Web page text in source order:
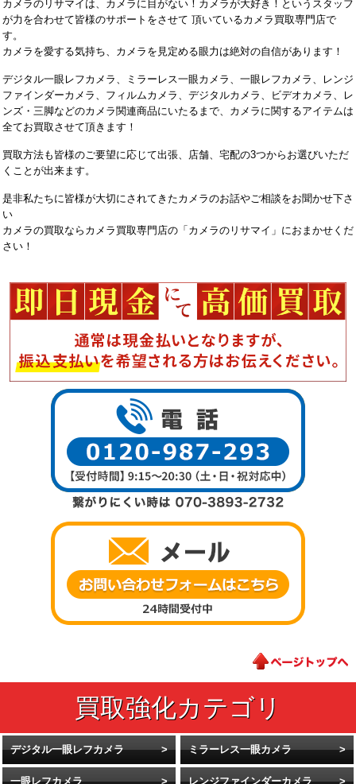
カメラのリサマイは、カメラに目がない！カメラが大好き！というスタッフ
が力を合わせて皆様のサポートをさせて 頂いているカメラ買取専門店で
す。
カメラを愛する気持ち、カメラを見定める眼力は絶対の自信があります！
デジタル一眼レフカメラ、ミラーレス一眼カメラ、一眼レフカメラ、レンジ
ファインダーカメラ、フィルムカメラ、デジタルカメラ、ビデオカメラ、レ
ンズ・三脚などのカメラ関連商品にいたるまで、カメラに関するアイテムは
全てお買取させて頂きます！
買取方法も皆様のご要望に応じて出張、店舗、宅配の3つからお選びいただ
くことが出来ます。
是非私たちに皆様が大切にされてきたカメラのお話やご相談をお聞かせ下さ
い
カメラの買取ならカメラ買取専門店の「カメラのリサマイ」におまかせくだ
さい！
デジタル一眼レフカメラ ミラーレス一眼カメラ
一眼レフカメラ レンジファインダーカメラ